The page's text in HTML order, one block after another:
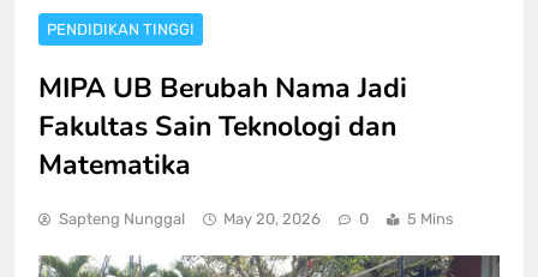
PENDIDIKAN TINGGI
MIPA UB Berubah Nama Jadi
Fakultas Sain Teknologi dan
Matematika
Sapteng Nunggal May 20, 2026 0 5 Mins